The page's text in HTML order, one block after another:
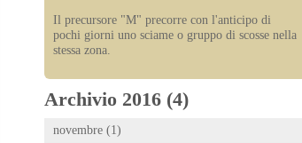
Il precursore "M" precorre con l'anticipo di
pochi giorni uno sciame o gruppo di scosse nella
stessa zona.
Archivio 2016 (4)
novembre (1)